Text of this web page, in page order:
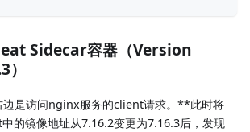
Sidecar容器（Version
边是访问nginx服务的client请求。**此时将
的镜像地址从7.16.2变更为7.16.3后，发现